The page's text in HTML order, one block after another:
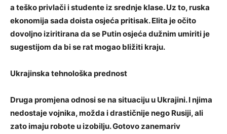
a teško privlači i studente iz srednje klase. Uz to, ruska
ekonomija sada doista osjeća pritisak. Elita je očito
dovoljno iziritirana da se Putin osjeća dužnim umiriti je
sugestijom da bi se rat mogao bližiti kraju.
Ukrajinska tehnološka prednost
Druga promjena odnosi se na situaciju u Ukrajini. I njima
nedostaje vojnika, možda i drastičnije nego Rusiji, ali
zato imaju robote u izobilju. Gotovo zanemariv